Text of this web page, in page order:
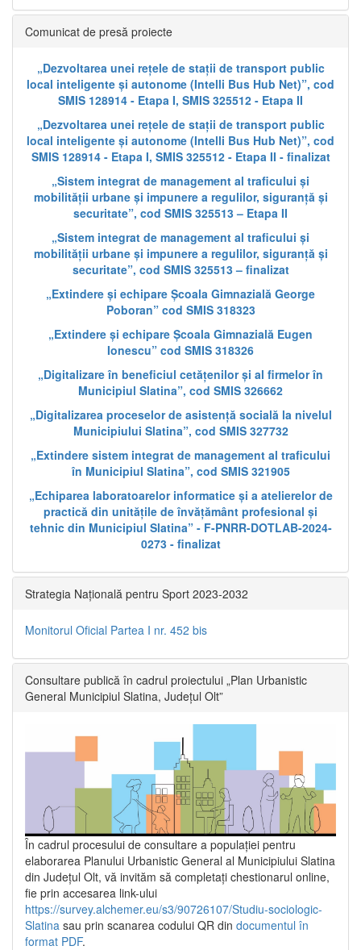
Comunicat de presă proiecte
„Dezvoltarea unei rețele de stații de transport public
local inteligente și autonome (Intelli Bus Hub Net)”, cod
SMIS 128914 - Etapa I, SMIS 325512 - Etapa II
„Dezvoltarea unei rețele de stații de transport public
local inteligente și autonome (Intelli Bus Hub Net)”, cod
SMIS 128914 - Etapa I, SMIS 325512 - Etapa II - finalizat
„Sistem integrat de management al traficului și
mobilității urbane și impunere a regulilor, siguranță și
securitate”, cod SMIS 325513 – Etapa II
„Sistem integrat de management al traficului și
mobilității urbane și impunere a regulilor, siguranță și
securitate”, cod SMIS 325513 – finalizat
„Extindere și echipare Școala Gimnazială George
Poboran” cod SMIS 318323
„Extindere și echipare Școala Gimnazială Eugen
Ionescu” cod SMIS 318326
„Digitalizare în beneficiul cetățenilor și al firmelor în
Municipiul Slatina”, cod SMIS 326662
„Digitalizarea proceselor de asistență socială la nivelul
Municipiului Slatina”, cod SMIS 327732
„Extindere sistem integrat de management al traficului
în Municipiul Slatina”, cod SMIS 321905
„Echiparea laboratoarelor informatice și a atelierelor de
practică din unitățile de învățământ profesional și
tehnic din Municipiul Slatina” - F-PNRR-DOTLAB-2024-
0273 - finalizat
Strategia Națională pentru Sport 2023-2032
Monitorul Oficial Partea I nr. 452 bis
Consultare publică în cadrul proiectului „Plan Urbanistic
General Municipiul Slatina, Județul Olt”
În cadrul procesului de consultare a populaţiei pentru
elaborarea Planului Urbanistic General al Municipiului Slatina
din Județul Olt, vă invităm să completați chestionarul online,
fie prin accesarea link-ului
https://survey.alchemer.eu/s3/90726107/Studiu-sociologic-
Slatina sau prin scanarea codului QR din documentul în
format PDF.